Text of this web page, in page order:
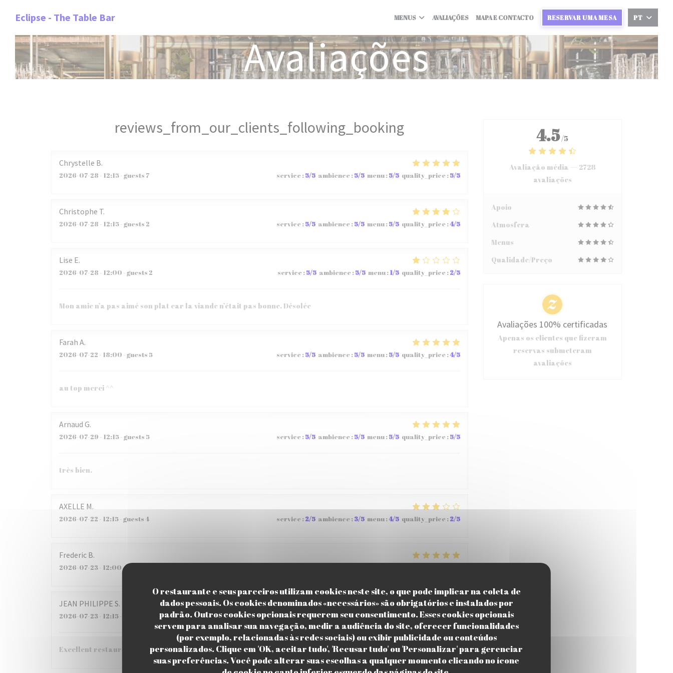
O restaurante e seus parceiros utilizam cookies neste site, o que pode implicar na coleta de
dados pessoais. Os cookies denominados «necessários» são obrigatórios e instalados por
padrão. Outros cookies opcionais requerem seu consentimento. Esses cookies opcionais
servem para analisar sua navegação, medir a audiência do site, oferecer funcionalidades
(por exemplo, relacionadas às redes sociais) ou exibir publicidade ou conteúdos
personalizados. Clique em 'OK, aceitar tudo', 'Recusar tudo' ou 'Personalizar' para gerenciar
suas preferências. Você pode alterar suas escolhas a qualquer momento clicando no ícone
Eclipse - The Table Bar MENUS AVALIAÇÕES MAPA E CONTACTO RESERVAR UMA MESA PT
Avaliações
reviews_from_our_clients_following_booking
Chrystelle B
2026-07-28 - 12:15 - guests 7 service :5/5 ambience :5/5 menu:5/5 quality_price :5/5
Christophe T
2026-07-28 - 12:15 - guests 2 service :5/5 ambience :5/5 menu:5/5 quality_price :4/5
Lise E
2026-07-28 - 12:00 - guests 2 service :5/5 ambience :5/5 menu:1/5 quality_price :2/5
Mon amie n’a pas aimé son plat car la viande n’était pas bonne. Désolée
Farah A
2026-07-22 - 18:00 - guests 5 service :5/5 ambience :5/5 menu:5/5 quality_price :4/5
au top merci ^^
Arnaud G
2026-07-29 - 12:15 - guests 5 service :5/5 ambience :5/5 menu:5/5 quality_price :5/5
très bien.
AXELLE M
2026-07-22 - 12:15 - guests 4 service :2/5 ambience :3/5 menu:4/5 quality_price :2/5
Frederic B
2026-07-23- 12:00 - guests 5
JEAN PHILIPPE S
2026-07-23- 12:15 - guests 6 service:4/5 ambience: 5/5 menu:5/5 quality_price:4/5
Excellent restaurant !!!
4.5/5
Avaliação média — 2728
avaliações
Apoio
Atmosfera
Menus
Qualidade/Preço
Avaliações 100% certificadas
Apenas os clientes que fizeram
reservas submeteram
avaliações